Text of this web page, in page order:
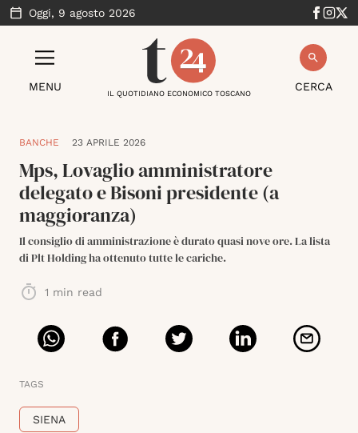
Oggi, 9 agosto 2026
MENU CERCA
IL QUOTIDIANO ECONOMICO TOSCANO
BANCHE 23 APRILE 2026
Mps, Lovaglio amministratore
delegato e Bisoni presidente (a
maggioranza)
Il consiglio di amministrazione è durato quasi nove ore. La lista
di Plt Holding ha ottenuto tutte le cariche.
1 min read
TAGS
SIENA